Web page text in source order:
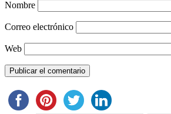
Nombre
Correo electrónico
Web